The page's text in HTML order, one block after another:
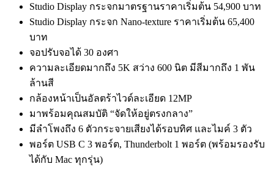
Studio Display กระจกมาตรฐานราคาเริ่มต้น 54,900 บาท
Studio Display กระจก Nano-texture ราคาเริ่มต้น 65,400
บาท
จอปรับจอได้ 30 องศา
ความละเอียดมากถึง 5K สว่าง 600 นิต มีสีมากถึง 1 พัน
ล้านสี
กล้องหน้าเป็นอัลตร้าไวด์ละเอียด 12MP
มาพร้อมคุณสมบัติ “จัดให้อยู่ตรงกลาง”
มีลำโพงถึง 6 ตัวกระจายเสียงได้รอบทิศ และไมค์ 3 ตัว
พอร์ต USB C 3 พอร์ต, Thunderbolt 1 พอร์ต (พร้อมรองรับ
ได้กับ Mac ทุกรุ่น)